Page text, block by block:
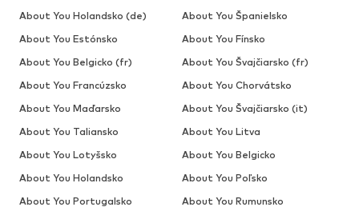
About You Holandsko (de)
About You Španielsko
About You Estónsko
About You Fínsko
About You Belgicko (fr)
About You Švajčiarsko (fr)
About You Francúzsko
About You Chorvátsko
About You Maďarsko
About You Švajčiarsko (it)
About You Taliansko
About You Litva
About You Lotyšsko
About You Belgicko
About You Holandsko
About You Poľsko
About You Portugalsko
About You Rumunsko